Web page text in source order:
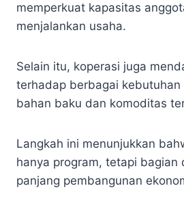
memperkuat kapasitas
menjalankan usaha.
Selain itu, koperasi juga
terhadap berbagai
bahan baku dan komoditas
Langkah ini menunjukkan
hanya program, tetapi bagian
panjang pembangunan